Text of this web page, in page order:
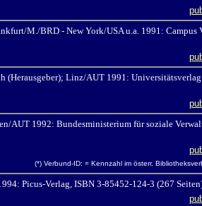
M./BRD - New York/USA u.a. 1991:
(Herausgeber); Linz/AUT 1991:
AUT 1992: Bundesministerium für soziale
(*) Verbund-ID: = Kennzahl im österr.
Picus-Verlag, ISBN 3-85452-124-3 (267